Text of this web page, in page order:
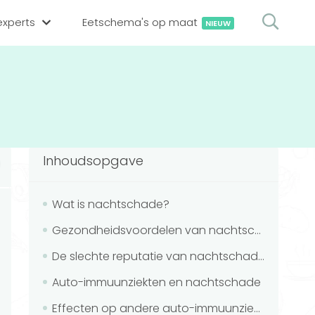
aanmelden
Eetschema's op maat NIEUW
Inhoudsopgave
Wat is nachtschade?
Gezondheidsvoordelen van nachtschade
De slechte reputatie van nachtschade
Auto-immuunziekten en nachtschade
Effecten op andere auto-immuunziekten